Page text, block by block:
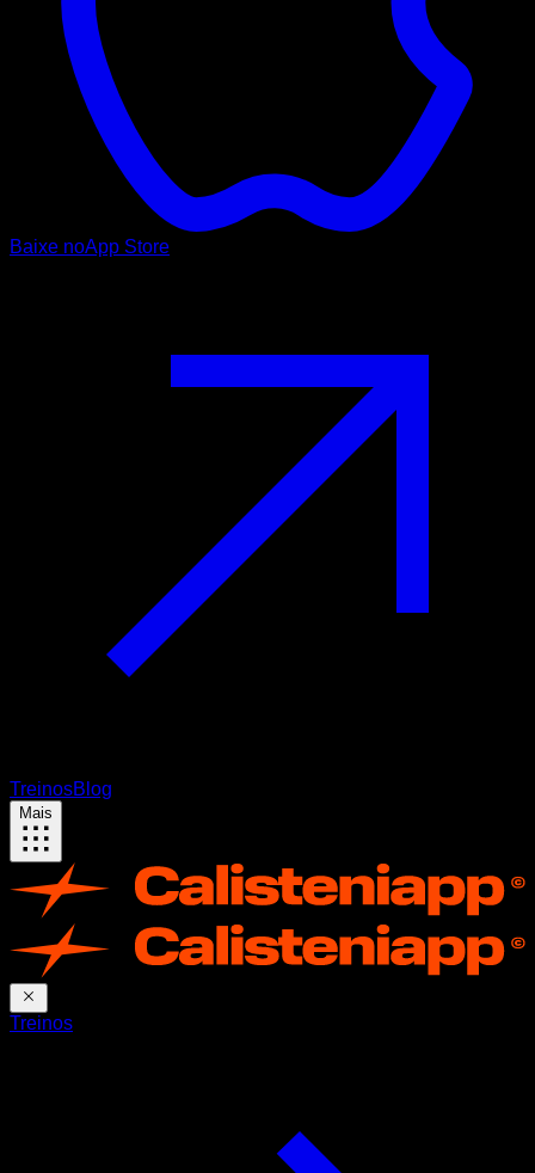
Baixe noApp Store
TreinosBlog
Mais
Treinos